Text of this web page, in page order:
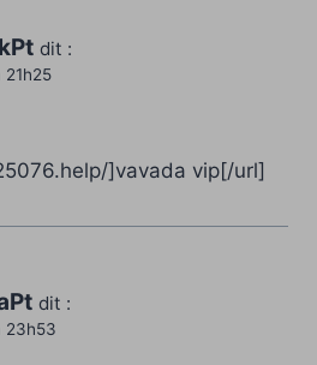
dit :
21h25
]vavada vip[/url]
dit :
23h53